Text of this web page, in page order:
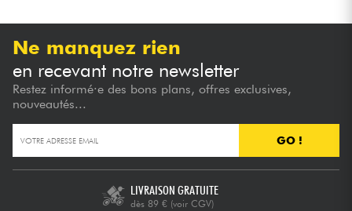
Ne manquez rien
en recevant notre newsletter
Restez informé·e des bons plans, offres exclusives,
nouveautés...
GO !
LIVRAISON GRATUITE
dès 89 € (voir CGV)